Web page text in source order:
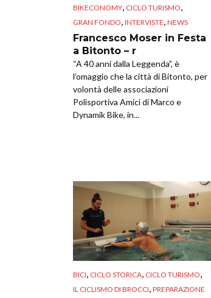
BIKECONOMY, CICLO TURISMO,
GRAN FONDO, INTERVISTE, NEWS
Francesco Moser in Festa
a Bitonto – r
“A 40 anni dalla Leggenda”, è
l’omaggio che la città di Bitonto, per
volontà delle associazioni
Polisportiva Amici di Marco e
Dynamik Bike, in...
BICI CICLO STORICA CICLO TURISMO
IL CICLISMO DI BROCCI PREPARAZIONE